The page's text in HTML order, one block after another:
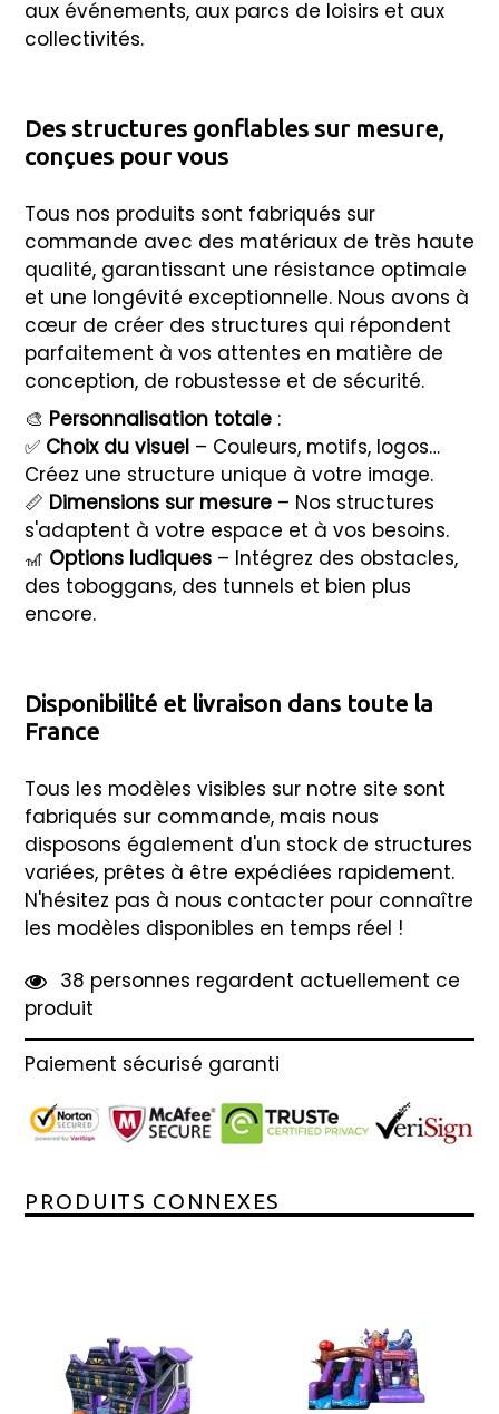
aux événements, aux parcs de loisirs et aux
collectivités.
Des structures gonflables sur mesure,
conçues pour vous
Tous nos produits sont fabriqués sur
commande avec des matériaux de très haute
qualité, garantissant une résistance optimale
et une longévité exceptionnelle. Nous avons à
cœur de créer des structures qui répondent
parfaitement à vos attentes en matière de
conception, de robustesse et de sécurité.
🎨 Personnalisation totale :
✅ Choix du visuel – Couleurs, motifs, logos…
Créez une structure unique à votre image.
📏 Dimensions sur mesure – Nos structures
s'adaptent à votre espace et à vos besoins.
🎢 Options ludiques – Intégrez des obstacles,
des toboggans, des tunnels et bien plus
encore.
Disponibilité et livraison dans toute la
France
Tous les modèles visibles sur notre site sont
fabriqués sur commande, mais nous
disposons également d'un stock de structures
variées, prêtes à être expédiées rapidement.
N'hésitez pas à nous contacter pour connaître
les modèles disponibles en temps réel !
38 personnes regardent actuellement ce
produit
Paiement sécurisé garanti
PRODUITS CONNEXES